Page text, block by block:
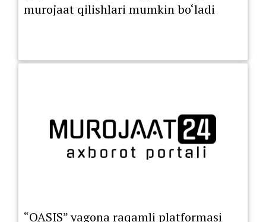
murojaat qilishlari mumkin bo‘ladi
“OASIS” yagona raqamli platformasi